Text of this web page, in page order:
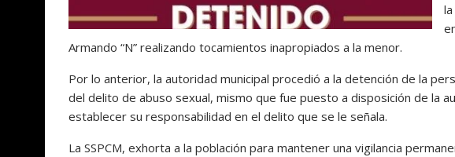
Armando “N” realizando tocamientos inapropiados a la menor.
Por lo anterior, la autoridad municipal procedió a la detención de la
del delito de abuso sexual, mismo que fue puesto a disposición de la
establecer su responsabilidad en el delito que se le señala.
La SSPCM, exhorta a la población para mantener una vigilancia